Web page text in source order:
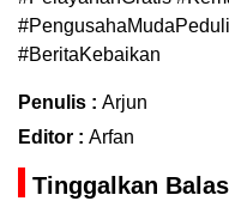
#BeritaKebaikan
Penulis : Arjun
Editor : Arfan
Tinggalkan